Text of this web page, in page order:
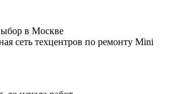
в Москве
сеть техцентров по ремонту Mini